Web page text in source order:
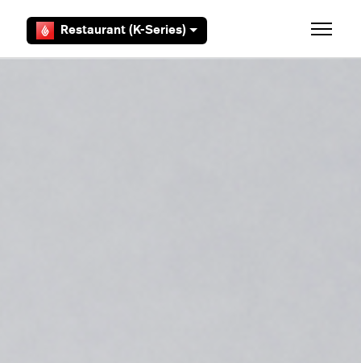
Restaurant (K-Series) Ouvrir/